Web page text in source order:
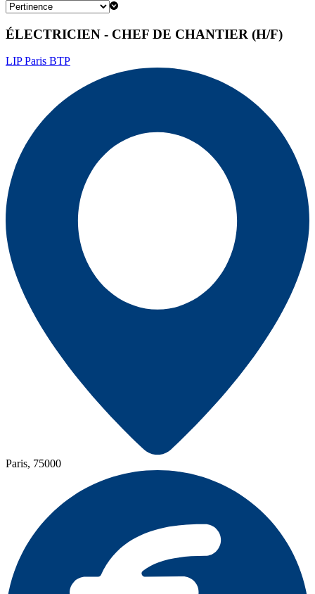
ÉLECTRICIEN - CHEF DE CHANTIER (H/F)
LIP Paris BTP
Paris, 75000